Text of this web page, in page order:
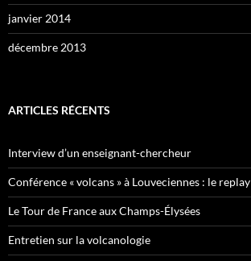
janvier 2014
décembre 2013
ARTICLES RÉCENTS
Interview d’un enseignant-chercheur
Conférence « volcans » à Louveciennes : le replay
Le Tour de France aux Champs-Élysées
Entretien sur la volcanologie